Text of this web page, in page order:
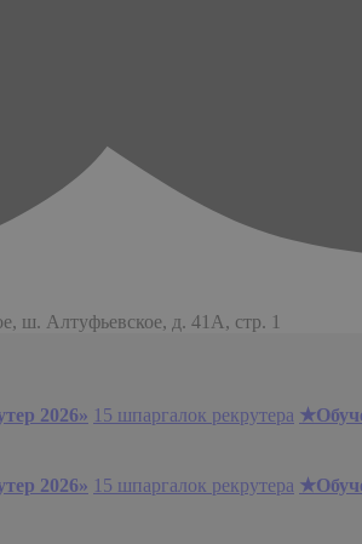
ш. Алтуфьевское, д. 41А, стр. 1
2026» 15 шпаргалок рекрутера
2026» 15 шпаргалок рекрутера